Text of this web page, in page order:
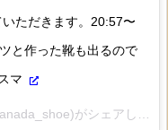
ただきます。20:57〜
と作った靴も出るので
マ
花田優一 Yuichi Hanadaさん(@yuichihanada_shoe)がシェアした投稿 –